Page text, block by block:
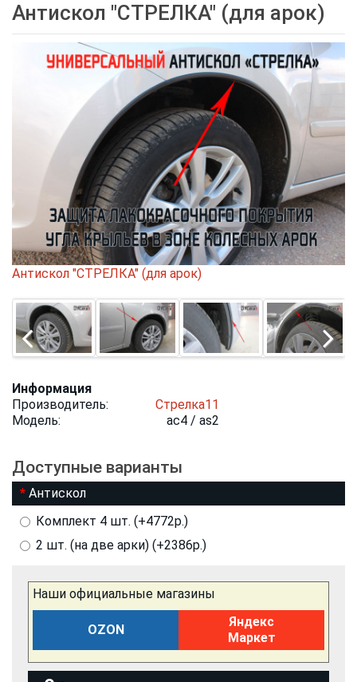
Антискол "СТРЕЛКА" (для арок)
Антискол "СТРЕЛКА" (для арок)
Информация
Производитель:
Стрелка11
Модель:
ac4 / as2
Доступные варианты
Антискол
Комплект 4 шт. (+4772р.)
2 шт. (на две арки) (+2386р.)
Наши официальные магазины
OZON
Яндекс
Маркет